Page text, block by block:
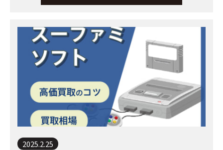
2025.2.25